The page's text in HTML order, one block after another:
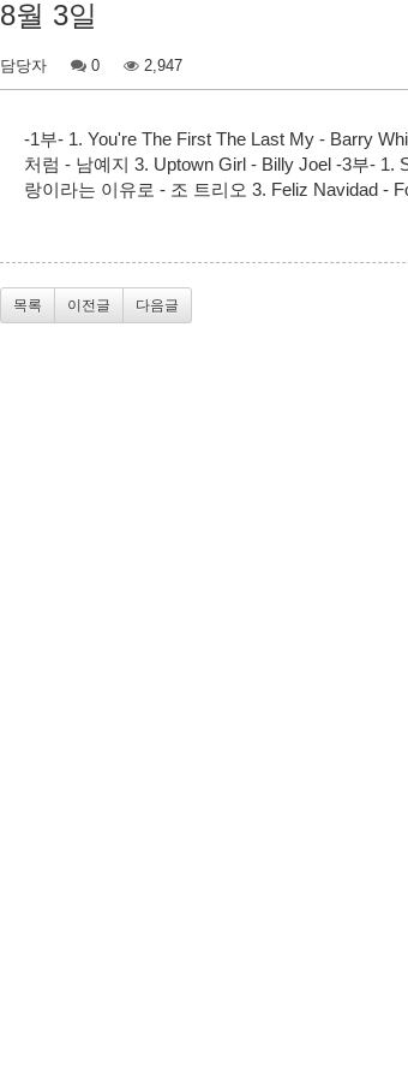
8월 3일
담당자 0 2,947
-1부- 1. You're The First The Last My - Barry
처럼 - 남예지 3. Uptown Girl - Billy Joel -3부- 1.
랑이라는 이유로 - 조 트리오 3. Feliz Navidad -
목록 이전글 다음글